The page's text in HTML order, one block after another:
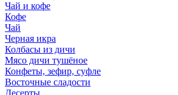
Чай и кофе
Кофе
Чай
Черная икра
Колбасы из дичи
Мясо дичи тушёное
Конфеты, зефир, суфле
Восточные сладости
Десерты